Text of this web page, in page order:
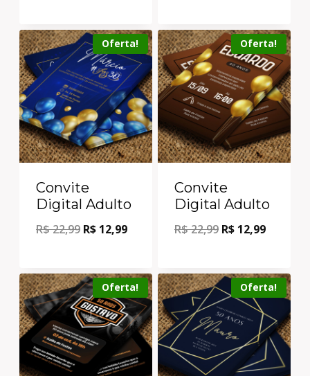
Oferta!
Convite
Digital Adulto
R$22,99 R$ 12,99
Oferta!
Convite
Digital Adulto
R$22,99 R$ 12,99
Oferta! Oferta!